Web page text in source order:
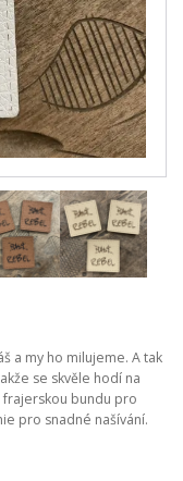
a my ho milujeme. A tak
se skvěle hodí na
bundu pro
pro snadné našívání.